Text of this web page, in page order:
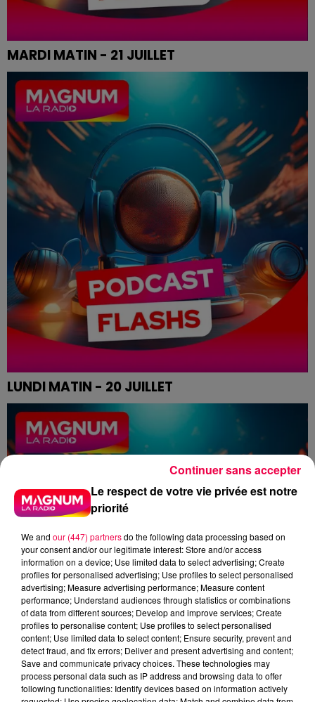
MARDI MATIN - 21 JUILLET
Le flash de 12h
LUNDI MATIN - 20 JUILLET
Le flash de 12h
Le respect de votre vie privée est notre
priorité
We and our (447) partnersdo the following data processing based on
your consent and/or our legitimate interest: Store and/or access
information on a device; Use limited data to select advertising; Create
profiles for personalised advertising; Use profiles to select personalised
advertising; Measure advertising performance; Measure content
performance; Understand audiences through statistics or combinations
of data from different sources; Develop and improve services; Create
profiles to personalise content; Use profiles to select personalised
content; Use limited data to select content; Ensure security, prevent and
detect fraud, and fix errors; Deliver and present advertising and content;
Save and communicate privacy choices. These technologies may
process personal data such as IP address and browsing data to offer
following functionalities: Identify devices based on information actively
Continuer sans accepter